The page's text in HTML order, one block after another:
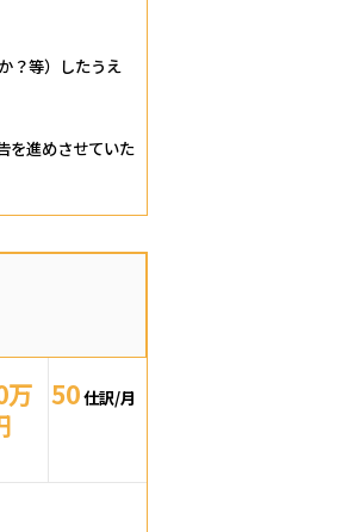
？等）したうえ
を進めさせていた
万 50仕訳/月